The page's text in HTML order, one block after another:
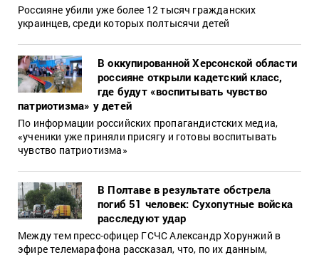
Россияне убили уже более 12 тысяч гражданских
украинцев, среди которых полтысячи детей
В оккупированной Херсонской области
россияне открыли кадетский класс,
где будут «воспитывать чувство
патриотизма» у детей
По информации российских пропагандистских медиа,
«ученики уже приняли присягу и готовы воспитывать
чувство патриотизма»
В Полтаве в результате обстрела
погиб 51 человек: Сухопутные войска
расследуют удар
Между тем пресс-офицер ГСЧС Александр Хорунжий в
эфире телемарафона рассказал, что, по их данным,